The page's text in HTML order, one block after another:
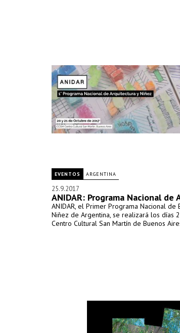
EVENTOS ARGENTINA
25.9.2017
ANIDAR: Programa Nacional
ANIDAR, el Primer Programa Nacional de
Niñez de Argentina, se realizará los días
Centro Cultural San Martín de Buenos